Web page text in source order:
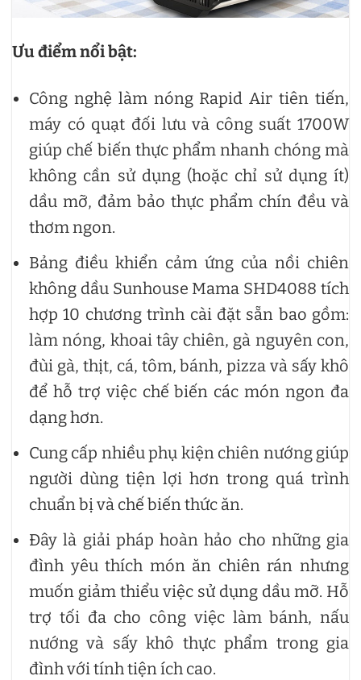
Ưu điểm nổi bật:
Công nghệ làm nóng Rapid Air tiên tiến,
máy có quạt đối lưu và công suất 1700W
giúp chế biến thực phẩm nhanh chóng mà
không cần sử dụng (hoặc chỉ sử dụng ít)
dầu mỡ, đảm bảo thực phẩm chín đều và
thơm ngon.
Bảng điều khiển cảm ứng của nồi chiên
không dầu Sunhouse Mama SHD4088 tích
hợp 10 chương trình cài đặt sẵn bao gồm:
làm nóng, khoai tây chiên, gà nguyên con,
đùi gà, thịt, cá, tôm, bánh, pizza và sấy khô
để hỗ trợ việc chế biến các món ngon đa
dạng hơn.
Cung cấp nhiều phụ kiện chiên nướng giúp
người dùng tiện lợi hơn trong quá trình
chuẩn bị và chế biến thức ăn.
Đây là giải pháp hoàn hảo cho những gia
đình yêu thích món ăn chiên rán nhưng
muốn giảm thiểu việc sử dụng dầu mỡ. Hỗ
trợ tối đa cho công việc làm bánh, nấu
nướng và sấy khô thực phẩm trong gia
đình với tính tiện ích cao.